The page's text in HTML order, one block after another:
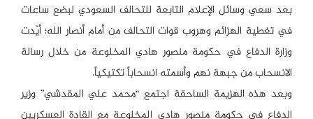
بعد سعي وسائل الإعلام التابعة للتحالف السعودي لبضع ساعات
في تغطية الهزائم وهروب قوات التحالف من أمام أنصار الله؛ أيّدت
وزارة الدفاع في حكومة منصور هادي المخلوعة من خلال رسالة
الانسحاب من جبهة نهم وأسمته انسحاباً تكتيكياً.
وبعد هذه الهزيمة الساحقة اجتمع “محمد علي المقدشي” وزير
الدفاع في حكومة منصور هادي المخلوعة مع القادة العسكريين